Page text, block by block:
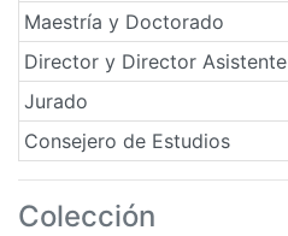
Maestría y Doctorado
Director y Director Asistente
Jurado
Consejero de Estudios
Colección